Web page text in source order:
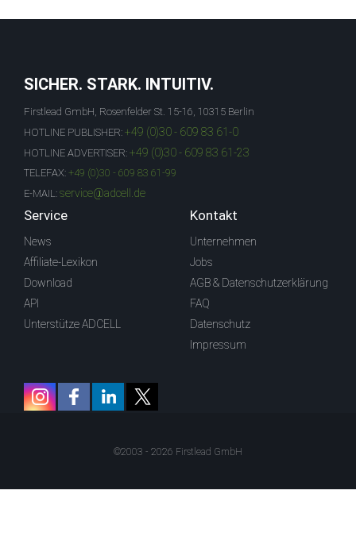
SICHER. STARK. INTUITIV.
Firstlead GmbH, Rosenfelder St. 15-16, 10315 Berlin
HOTLINE PUBLISHER: +49 (0)30 - 609 83 61-0
HOTLINE ADVERTISER: +49 (0)30 - 609 83 61-23
TELEFAX: +49 (0)30 - 609 83 61-99
E-MAIL: service@adcell.de
Service
News
Affiliate-Lexikon
Download
API
Unterstütze ADCELL
Kontakt
Unternehmen
Jobs
AGB & Datenschutzerklärung
FAQ
Datenschutz
Impressum
©2003 - 2026 Firstlead GmbH